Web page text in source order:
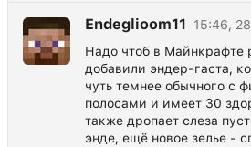
Endeglioom11
15:46,
Надо чтоб в Майнкрафте
добавили эндер-гаста,
чуть темнее обычного с
полосами и имеет 30
также дропает слеза
энде, ещё новое зелье -